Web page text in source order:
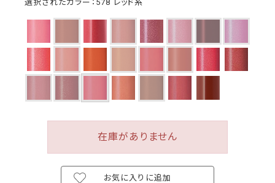
選択されたカラー：578 レッド系
お気に入りに追加
在庫がありません